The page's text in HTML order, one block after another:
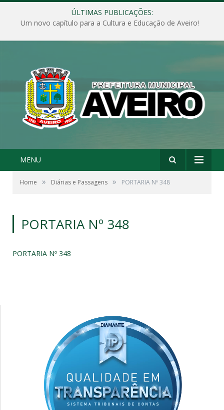
ÚLTIMAS PUBLICAÇÕES:
Um novo capítulo para a Cultura e Educação de Aveiro!
MENU
Home » Diárias e Passagens » PORTARIA Nº 348
PORTARIA Nº 348
PORTARIA Nº 348